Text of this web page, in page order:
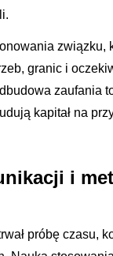
związku,
granic i
zaufania
kapitał na
i
próbę czasu,